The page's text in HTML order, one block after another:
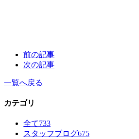
前の記事
次の記事
一覧へ戻る
カテゴリ
全て733
スタッフブログ675